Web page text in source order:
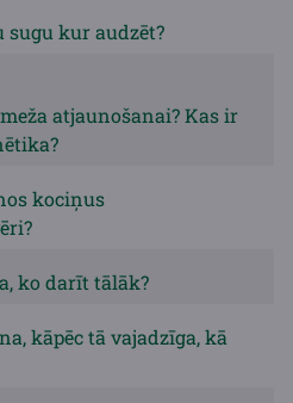
kur audzēt?
atjaunošanai? Kas ir
kociņus
ko darīt tālāk?
kāpēc tā vajadzīga, kā